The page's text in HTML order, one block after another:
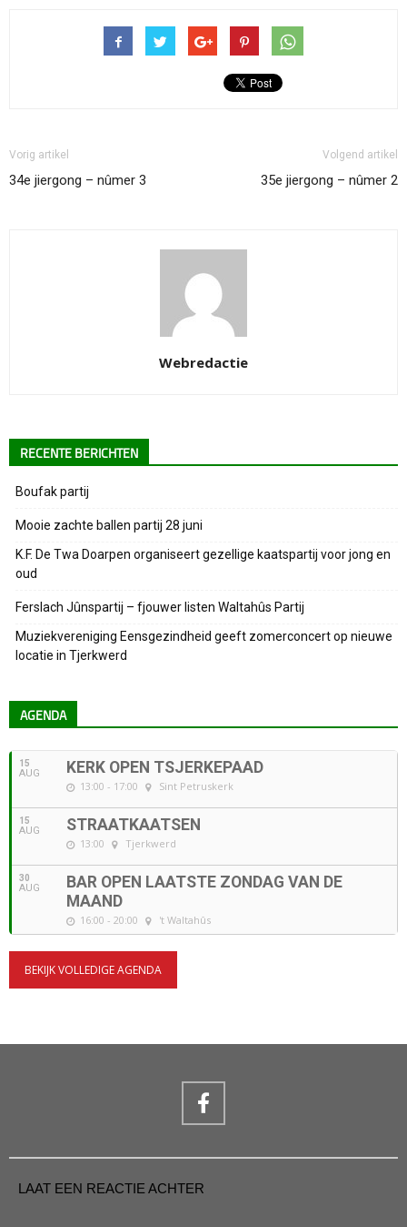
Vorig artikel
34e jiergong – nûmer 3
Volgend artikel
35e jiergong – nûmer 2
Webredactie
RECENTE BERICHTEN
Boufak partij
Mooie zachte ballen partij 28 juni
K.F. De Twa Doarpen organiseert gezellige kaatspartij voor jong en
oud
Ferslach Jûnspartij – fjouwer listen Waltahûs Partij
Muziekvereniging Eensgezindheid geeft zomerconcert op nieuwe
locatie in Tjerkwerd
AGENDA
15
AUG KERK OPEN TSJERKEPAAD
13:00 - 17:00 Sint Petruskerk
15
AUG STRAATKAATSEN
13:00 Tjerkwerd
30
AUG
BAR OPEN LAATSTE ZONDAG VAN DE
MAAND
16:00 - 20:00 't Waltahûs
BEKIJK VOLLEDIGE AGENDA
LAAT EEN REACTIE ACHTER